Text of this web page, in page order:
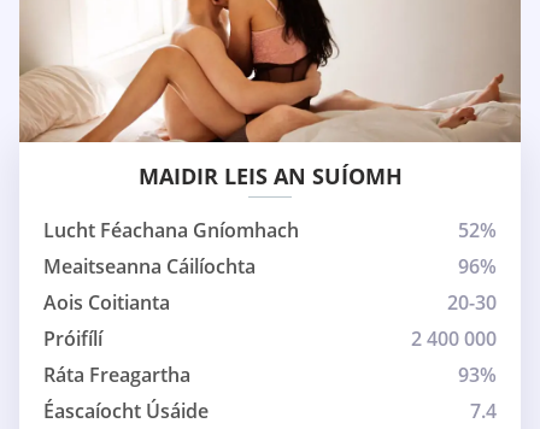
MAIDIR LEIS AN SUÍOMH
Lucht Féachana Gníomhach
52%
Meaitseanna Cáilíochta
96%
Aois Coitianta
20-30
Próifílí
2 400 000
Ráta Freagartha
93%
Éascaíocht Úsáide
7.4